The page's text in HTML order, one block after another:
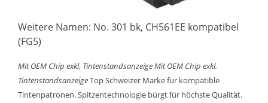
Weitere Namen: No. 301 bk, CH561EE kompatibel
(FG5)
Mit OEM Chip exkl. TintenstandsanzeigeMit OEM Chip exkl.
TintenstandsanzeigeTop Schweizer Marke für kompatible
Tintenpatronen. Spitzentechnologie bürgt für höchste Qualität.